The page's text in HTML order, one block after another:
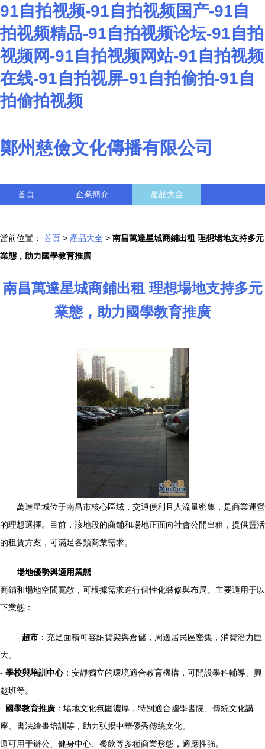
91自拍视频-91自拍视频国产-91自
拍视频精品-91自拍视频论坛-91自拍
视频网-91自拍视频网站-91自拍视频
在线-91自拍视屏-91自拍偷拍-91自
拍偷拍视频
鄭州慈儉文化傳播有限公司
首頁 企業簡介 產品大全
當前位置： 首頁 > 產品大全 > 南昌萬達星城商鋪出租 理想場地支持多元
業態，助力國學教育推廣
南昌萬達星城商鋪出租 理想場地支持多元
業態，助力國學教育推廣
萬達星城位于南昌市核心區域，交通便利且人流量密集，是商業運營
的理想選擇。目前，該地段的商鋪和場地正面向社會公開出租，提供靈活
的租賃方案，可滿足各類商業需求。
場地優勢與適用業態
商鋪和場地空間寬敞，可根據需求進行個性化裝修與布局。主要適用于以
下業態：
- 超市 ：充足面積可容納貨架與倉儲，周邊居民區密集，消費潛力巨
大。
- 學校與培訓中心：安靜獨立的環境適合教育機構，可開設學科輔導、興
趣班等。
- 國學教育推廣 ：場地文化氛圍濃厚，特別適合國學書院、傳統文化講
座、書法繪畫培訓等，助力弘揚中華優秀傳統文化。
還可用于辦公、健身中心、餐飲等多種商業形態，適應性強。